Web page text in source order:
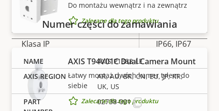
Klasa odporności na
wandalizm
Klasa IP IP66, IP67
Do przemalowywania Tak
Zrównoważony rozwój
BFR/CFR
free, PVC
Do montażu wewnątrz i na zewnątrz
Zalecane dla tego produktu
AXIS T94V01C Dual Camera Mount
Łatwy montaż dwóch kamer tyłem do
siebie
Zalecane dla tego produktu
Numer części do zamawiania
AXIS P1388-LE
AR, AU, BR, CN, EU, JP, KR,
UK, US
02738-001